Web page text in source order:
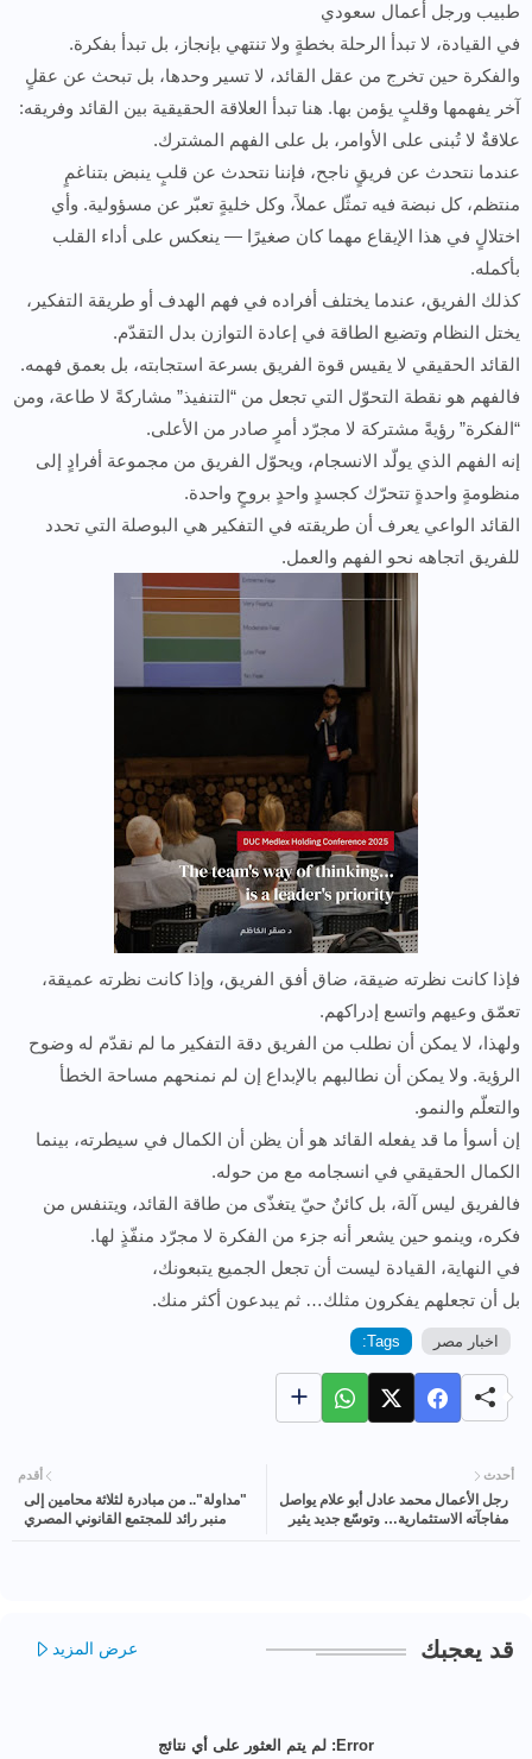
طبيب ورجل أعمال سعودي
في القيادة، لا تبدأ الرحلة بخطةٍ ولا تنتهي بإنجاز، بل تبدأ بفكرة.
والفكرة حين تخرج من عقل القائد، لا تسير وحدها، بل تبحث عن عقلٍ
آخر يفهمها وقلبٍ يؤمن بها. هنا تبدأ العلاقة الحقيقية بين القائد وفريقه:
علاقةٌ لا تُبنى على الأوامر، بل على الفهم المشترك.
عندما نتحدث عن فريقٍ ناجح، فإننا نتحدث عن قلبٍ ينبض بتناغمٍ
منتظم، كل نبضة فيه تمثّل عملاً، وكل خليةٍ تعبّر عن مسؤولية. وأي
اختلالٍ في هذا الإيقاع مهما كان صغيرًا — ينعكس على أداء القلب
بأكمله.
كذلك الفريق، عندما يختلف أفراده في فهم الهدف أو طريقة التفكير،
يختل النظام وتضيع الطاقة في إعادة التوازن بدل التقدّم.
القائد الحقيقي لا يقيس قوة الفريق بسرعة استجابته، بل بعمق فهمه.
فالفهم هو نقطة التحوّل التي تجعل من “التنفيذ” مشاركةً لا طاعة، ومن
“الفكرة” رؤيةً مشتركة لا مجرّد أمرٍ صادر من الأعلى.
إنه الفهم الذي يولّد الانسجام، ويحوّل الفريق من مجموعة أفرادٍ إلى
منظومةٍ واحدةٍ تتحرّك كجسدٍ واحدٍ بروحٍ واحدة.
القائد الواعي يعرف أن طريقته في التفكير هي البوصلة التي تحدد
للفريق اتجاهه نحو الفهم والعمل.
فإذا كانت نظرته ضيقة، ضاق أفق الفريق، وإذا كانت نظرته عميقة،
تعمّق وعيهم واتسع إدراكهم.
ولهذا، لا يمكن أن نطلب من الفريق دقة التفكير ما لم نقدّم له وضوح
الرؤية. ولا يمكن أن نطالبهم بالإبداع إن لم نمنحهم مساحة الخطأ
والتعلّم والنمو.
إن أسوأ ما قد يفعله القائد هو أن يظن أن الكمال في سيطرته، بينما
الكمال الحقيقي في انسجامه مع من حوله.
فالفريق ليس آلة، بل كائنٌ حيّ يتغذّى من طاقة القائد، ويتنفس من
فكره، وينمو حين يشعر أنه جزء من الفكرة لا مجرّد منفّذٍ لها.
في النهاية، القيادة ليست أن تجعل الجميع يتبعونك،
بل أن تجعلهم يفكرون مثلك… ثم يبدعون أكثر منك.
Tags: اخبار مصر
أحدث
رجل الأعمال محمد عادل أبو علام يواصل
مفاجآته الاستثمارية… وتوسّع جديد يثير
أقدم
"مداولة".. من مبادرة لثلاثة محامين إلى
منبر رائد للمجتمع القانوني المصري
قد يعجبك عرض المزيد
Error: لم يتم العثور على أي نتائج